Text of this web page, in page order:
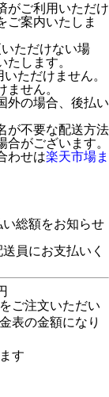
がご利用いただけ
ご案内いたしま
ただけない場
します。
ただけません。
せん。
外の場合、後払い
が不要な配送方法
がございます。
わせは楽天市場ま
総額をお知らせ
員にお支払いく
ご注文いただい
表の金額になり
す